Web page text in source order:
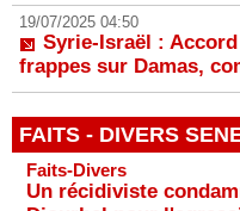
19/07/2025 04:50
Syrie-Israël :
frappes sur Damas,
FAITS - DIVERS
Faits-Divers
Un récidiviste